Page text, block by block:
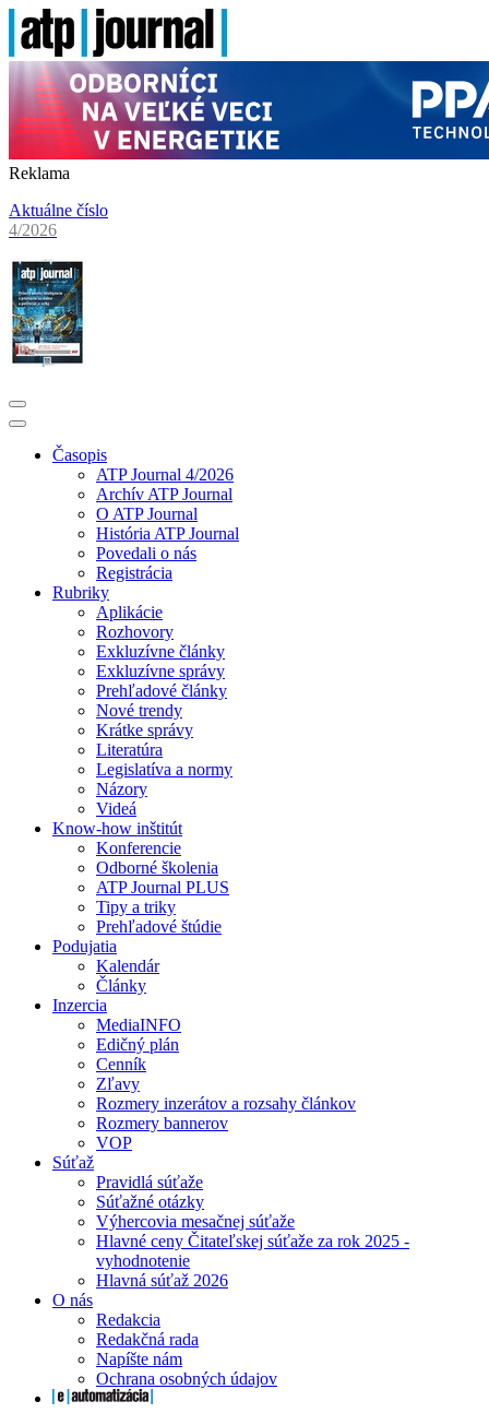
Reklama
Aktuálne číslo
4/2026
Časopis
ATP Journal 4/2026
Archív ATP Journal
O ATP Journal
História ATP Journal
Povedali o nás
Registrácia
Rubriky
Aplikácie
Rozhovory
Exkluzívne články
Exkluzívne správy
Prehľadové články
Nové trendy
Krátke správy
Literatúra
Legislatíva a normy
Názory
Videá
Know-how inštitút
Konferencie
Odborné školenia
ATP Journal PLUS
Tipy a triky
Prehľadové štúdie
Podujatia
Kalendár
Články
Inzercia
MediaINFO
Edičný plán
Cenník
Zľavy
Rozmery inzerátov a rozsahy článkov
Rozmery bannerov
VOP
Súťaž
Pravidlá súťaže
Súťažné otázky
Výhercovia mesačnej súťaže
Hlavné ceny Čitateľskej súťaže za rok 2025 -
vyhodnotenie
Hlavná súťaž 2026
O nás
Redakcia
Redakčná rada
Napíšte nám
Ochrana osobných údajov